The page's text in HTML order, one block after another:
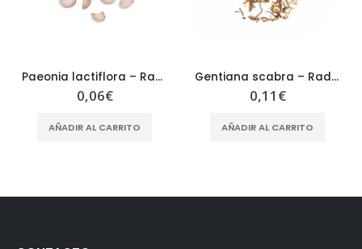
Paeonia lactiflora – Radix Paeonia Albae – BAI SHAO YAO
0,06€
AÑADIR AL CARRITO
Gentiana scabra – Radix Gentianae Scabrae – LONG DAN
0,11 €
AÑADIR AL CARRITO